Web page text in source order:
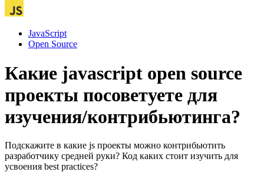
JavaScript
Open Source
Какие javascript open source
проекты посоветуете для
изучения/контрибьютинга?
Подскажите в какие js проекты можно контрибьютить
разработчику средней руки? Код каких стоит изучить для
усвоения best practices?